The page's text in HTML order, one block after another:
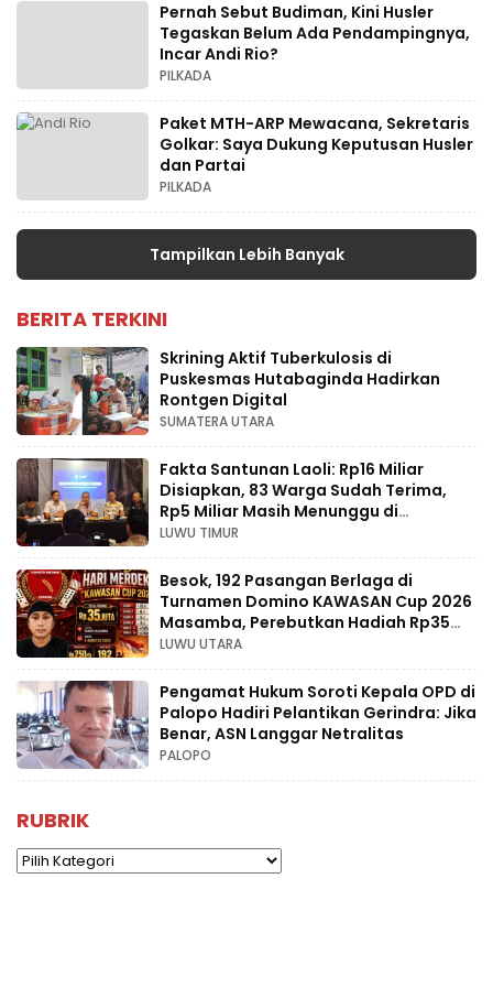
Pernah Sebut Budiman, Kini Husler
Tegaskan Belum Ada Pendampingnya,
Incar Andi Rio?
PILKADA
Paket MTH-ARP Mewacana, Sekretaris
Golkar: Saya Dukung Keputusan Husler
dan Partai
PILKADA
Tampilkan Lebih Banyak
BERITA TERKINI
Skrining Aktif Tuberkulosis di
Puskesmas Hutabaginda Hadirkan
Rontgen Digital
SUMATERA UTARA
Fakta Santunan Laoli: Rp16 Miliar
Disiapkan, 83 Warga Sudah Terima,
Rp5 Miliar Masih Menunggu di
Pengadilan
LUWU TIMUR
Besok, 192 Pasangan Berlaga di
Turnamen Domino KAWASAN Cup 2026
Masamba, Perebutkan Hadiah Rp35
Juta
LUWU UTARA
Pengamat Hukum Soroti Kepala OPD di
Palopo Hadiri Pelantikan Gerindra: Jika
Benar, ASN Langgar Netralitas
PALOPO
RUBRIK
Rubrik